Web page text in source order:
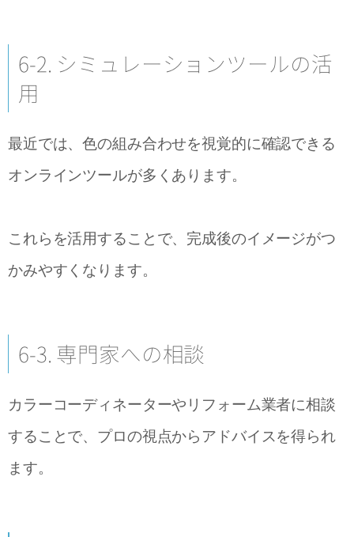
6-2. シミュレーションツールの活
用
最近では、色の組み合わせを視覚的に確認できる
オンラインツールが多くあります。
これらを活用することで、完成後のイメージがつ
かみやすくなります。
6-3. 専門家への相談
カラーコーディネーターやリフォーム業者に相談
することで、プロの視点からアドバイスを得られ
ます。